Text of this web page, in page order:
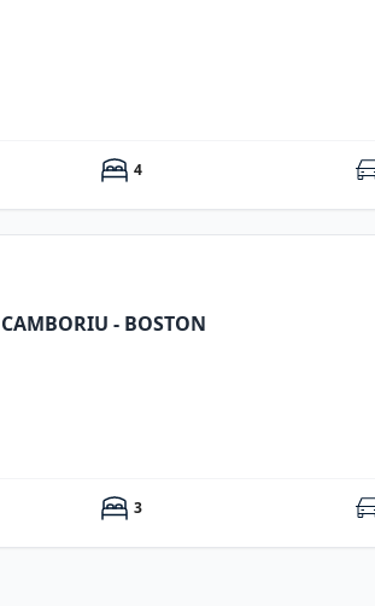
4
- BOSTON
3